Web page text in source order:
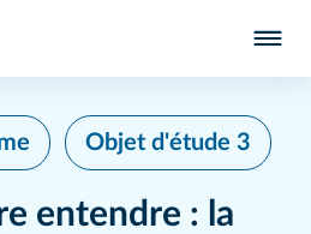
Objet d'étude 3
entendre : la